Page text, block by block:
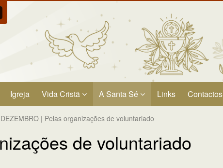
Igreja Vida Cristã A Santa Sé Links Contactos
DEZEMBRO | Pelas organizações de voluntariado
de voluntariado